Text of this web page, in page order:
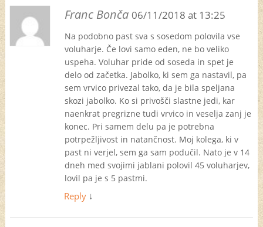
Franc Bonča 06/11/2018 at 13:25
Na podobno past sva s sosedom polovila vse
voluharje. Če lovi samo eden, ne bo veliko
uspeha. Voluhar pride od soseda in spet je
delo od začetka. Jabolko, ki sem ga nastavil, pa
sem vrvico privezal tako, da je bila speljana
skozi jabolko. Ko si privošči slastne jedi, kar
naenkrat pregrizne tudi vrvico in veselja zanj je
konec. Pri samem delu pa je potrebna
potrpežljivost in natančnost. Moj kolega, ki v
past ni verjel, sem ga sam podučil. Nato je v 14
dneh med svojimi jablani polovil 45 voluharjev,
lovil pa je s 5 pastmi.
Reply ↓